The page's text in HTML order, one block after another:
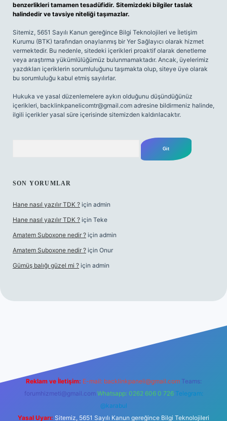
benzerlikleri tamamen tesadüfidir. Sitemizdeki bilgiler taslak
halindedir ve tavsiye niteliği taşımazlar.
Sitemiz, 5651 Sayılı Kanun gereğince Bilgi Teknolojileri ve İletişim
Kurumu (BTK) tarafından onaylanmış bir Yer Sağlayıcı olarak hizmet
vermektedir. Bu nedenle, sitedeki içerikleri proaktif olarak denetleme
veya araştırma yükümlülüğümüz bulunmamaktadır. Ancak, üyelerimiz
yazdıkları içeriklerin sorumluluğunu taşımakta olup, siteye üye olarak
bu sorumluluğu kabul etmiş sayılırlar.
Hukuka ve yasal düzenlemelere aykırı olduğunu düşündüğünüz
içerikleri, backlinkpanelicomtr@gmail.com adresine bildirmeniz halinde,
ilgili içerikler yasal süre içerisinde sitemizden kaldırılacaktır.
SON YORUMLAR
Hane nasıl yazılır TDK ? için admin
Hane nasıl yazılır TDK ? için Teke
Amatem Suboxone nedir ? için admin
Amatem Suboxone nedir ? için Onur
Gümüş balığı güzel mi ? için admin
Reklam ve İletişim: E-mail: backlinkpaneli@gmail.com Teams:
forumhizmeti@gmail.com Whatsapp: 0262 606 0 726 Telegram:
@karabul
Yasal Uyarı: Sitemiz, 5651 Sayılı Kanun gereğince Bilgi Teknolojileri